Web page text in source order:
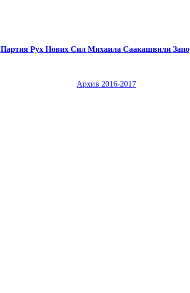
Партия Рух Нових Сил Михаила Саакашвили
Архив 2016-2017